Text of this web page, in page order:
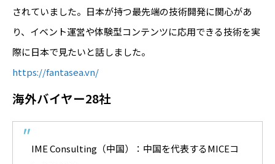
されていました。日本が持つ最先端の技術開発に関心があ
り、イベント運営や体験型コンテンツに応用できる技術を実
際に日本で見たいと話しました。
https://fantasea.vn/
海外バイヤー28社
IME Consulting（中国）：中国を代表するMICEコ